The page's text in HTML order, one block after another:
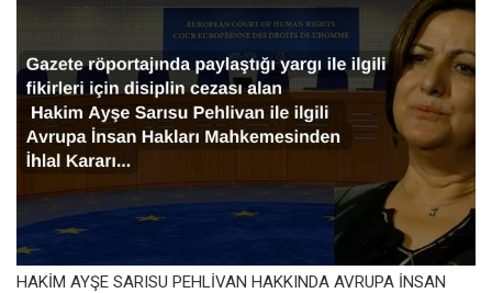
HAKİM AYŞE SARISU PEHLİVAN HAKKINDA AVRUPA İNSAN